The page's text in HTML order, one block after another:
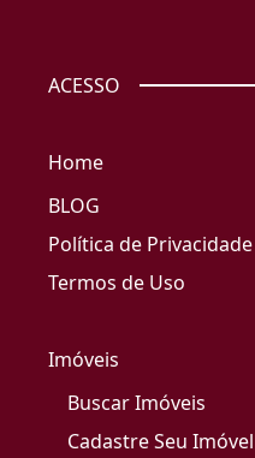
ACESSO
Home
BLOG
Política de Privacidade
Termos de Uso
Imóveis
Buscar Imóveis
Cadastre Seu Imóvel